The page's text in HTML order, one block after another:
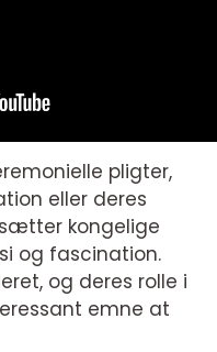
pligter,
eller deres
kongelige
og fascination.
og deres rolle i
emne at